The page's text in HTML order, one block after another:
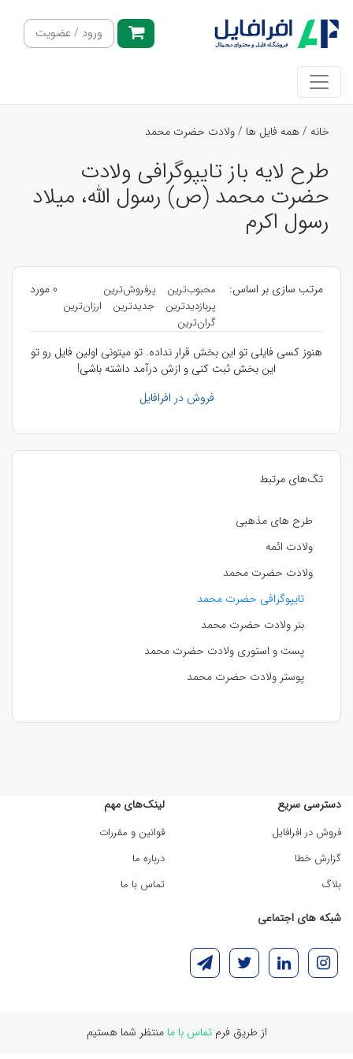
ورود / عضویت
خانه / همه فایل ها /ولادت حضرت محمد
طرح لایه باز تایپوگرافی ولادت
حضرت محمد (ص) رسول الله، میلاد
رسول اکرم
تگ‌های مرتبط
طرح های مذهبی
ولادت ائمه
ولادت حضرت محمد
تایپوگرافی حضرت محمد
بنر ولادت حضرت محمد
پست و استوری ولادت حضرت محمد
پوستر ولادت حضرت محمد
مرتب سازی بر اساس: محبوب‌ترین
پرفروش‌ترین
پربازدیدترین
جدیدترین
ارزان‌ترین
گران‌ترین
0 مورد
هنوز کسی فایلی تو این بخش قرار نداده. تو میتونی اولین فایل رو تو
این بخش ثبت کنی و ازش درآمد داشته باشی!
فروش در افرافایل
دسترسی سریع
فروش در افرافایل
گزارش خطا
بلاگ
لینک‌های مهم
قوانین و مقررات
درباره ما
تماس با ما
شبکه های اجتماعی
از طریق فرمتماس با ما منتظر شما هستیم